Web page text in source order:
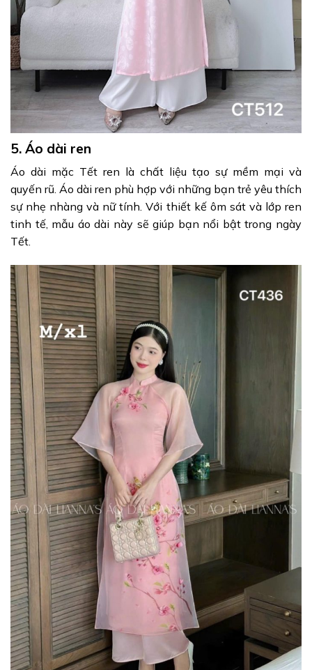
5. Áo dài ren
Áo dài mặc Tết ren là chất liệu tạo sự mềm mại và
quyến rũ. Áo dài ren phù hợp với những bạn trẻ yêu thích
sự nhẹ nhàng và nữ tính. Với thiết kế ôm sát và lớp ren
tinh tế, mẫu áo dài này sẽ giúp bạn nổi bật trong ngày
Tết.